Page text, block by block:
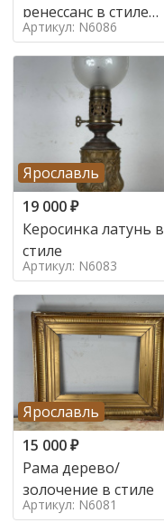
ренессанс в стиле
ренессанс,
Артикул: N6086
Ярославль
19 000₽
Керосинка латунь в
стиле
Артикул: N6083
Ярославль
15 000₽
Рама дерево/
золочение в стиле
Артикул: N6081